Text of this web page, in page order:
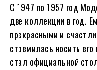
С 1947 по 1957 год
две коллекции в год.
прекрасными и
стремилась носить
стал официальной